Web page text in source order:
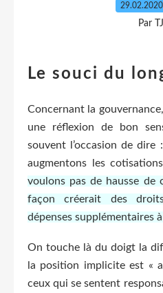
29.02.2020
Par
Le souci du
Concernant la
une réflexion de bon
souvent l’occasion de
augmentons les
voulons pas de hausse
façon créerait des
dépenses supplémentaires
On touche là du doigt la
la position implicite est «
ceux qui se sentent